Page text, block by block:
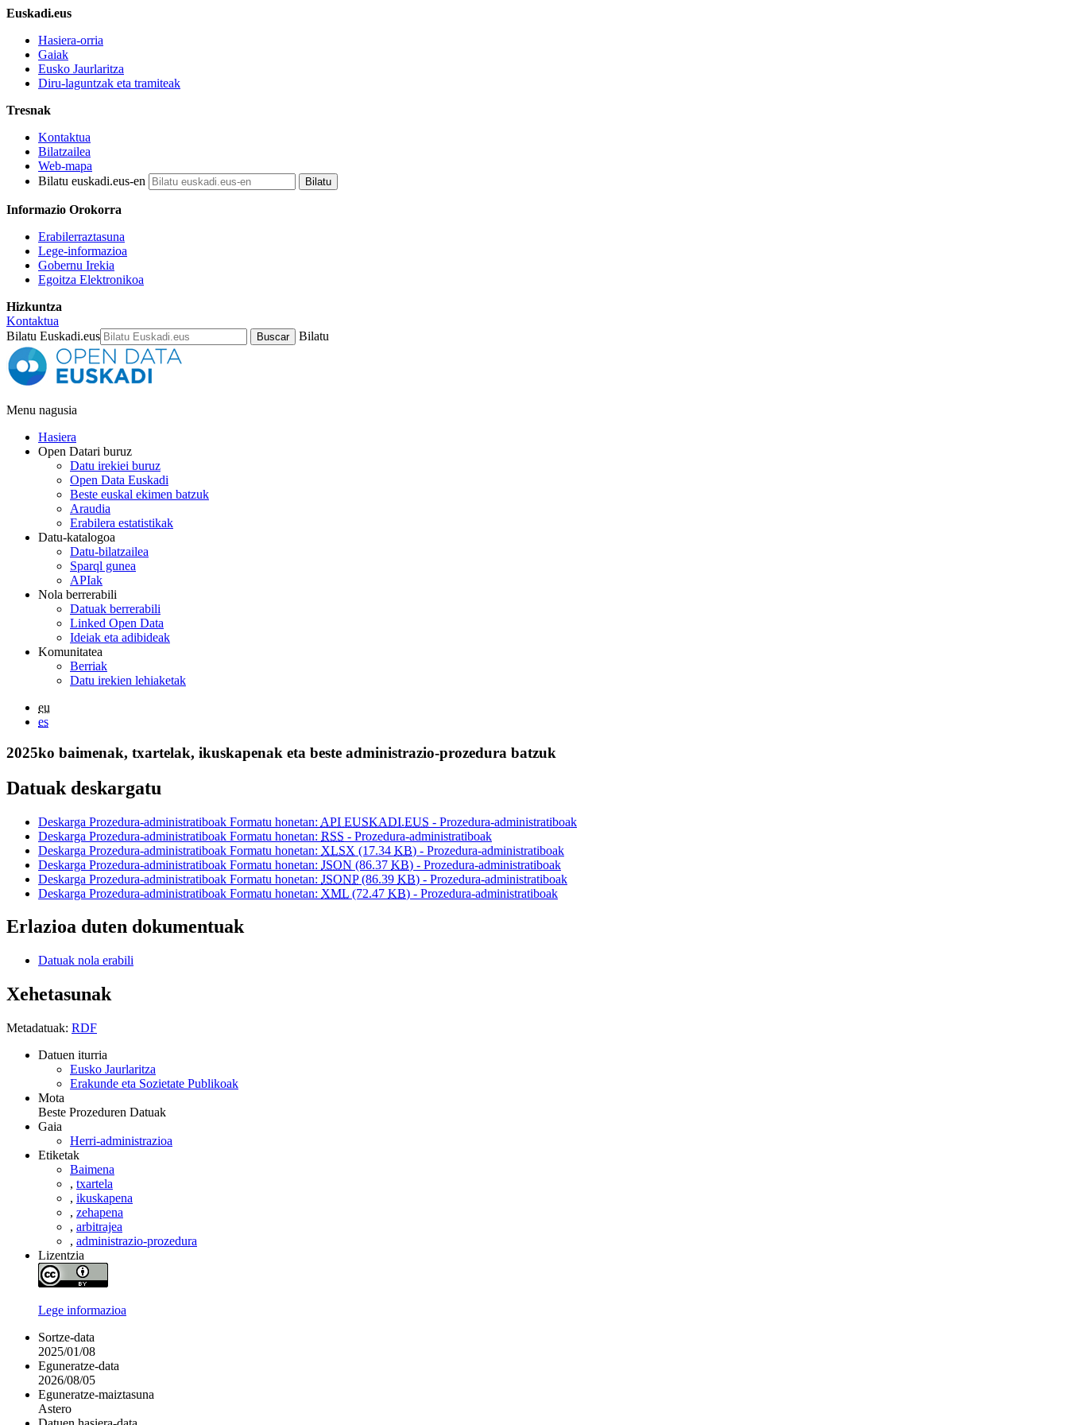
Euskadi.eus
Hasiera-orria
Gaiak
Eusko Jaurlaritza
Diru-laguntzak eta tramiteak
Tresnak
Kontaktua
Bilatzailea
Web-mapa
Bilatu euskadi.eus-en
Informazio Orokorra
Erabilerraztasuna
Lege-informazioa
Gobernu Irekia
Egoitza Elektronikoa
Hizkuntza
Kontaktua
Bilatu Euskadi.eus
Bilatu
Menu nagusia
Hasiera
Open Datari buruz
Datu irekiei buruz
Open Data Euskadi
Beste euskal ekimen batzuk
Araudia
Erabilera estatistikak
Datu-katalogoa
Datu-bilatzailea
Sparql gunea
APIak
Nola berrerabili
Datuak berrerabili
Linked Open Data
Ideiak eta adibideak
Komunitatea
Berriak
Datu irekien lehiaketak
eu
es
2025ko baimenak, txartelak, ikuskapenak eta beste administrazio-prozedura batzuk
Datuak deskargatu
Deskarga Prozedura-administratiboak Formatu honetan: API EUSKADI.EUS - Prozedura-administratiboak
Deskarga Prozedura-administratiboak Formatu honetan: RSS - Prozedura-administratiboak
Deskarga Prozedura-administratiboak Formatu honetan: XLSX (17.34 KB) - Prozedura-administratiboak
Deskarga Prozedura-administratiboak Formatu honetan: JSON (86.37 KB) - Prozedura-administratiboak
Deskarga Prozedura-administratiboak Formatu honetan: JSONP (86.39 KB) - Prozedura-administratiboak
Deskarga Prozedura-administratiboak Formatu honetan: XML (72.47 KB) - Prozedura-administratiboak
Erlazioa duten dokumentuak
Datuak nola erabili
Xehetasunak
Metadatuak: RDF
Datuen iturria
Eusko Jaurlaritza
Erakunde eta Sozietate Publikoak
Mota
Beste Prozeduren Datuak
Gaia
Herri-administrazioa
Etiketak
Baimena
, txartela
, ikuskapena
, zehapena
, arbitrajea
, administrazio-prozedura
Lizentzia
Lege informazioa
Sortze-data
2025/01/08
Eguneratze-data
2026/08/05
Eguneratze-maiztasuna
Astero